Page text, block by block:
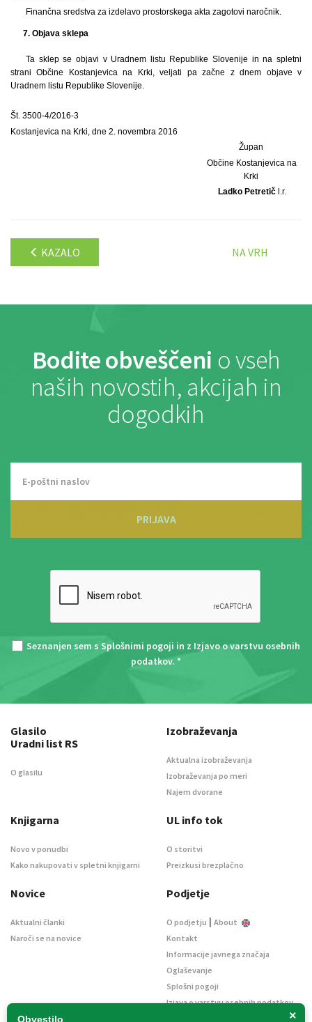
Finančna sredstva za izdelavo prostorskega akta zagotovi naročnik.
7. Objava sklepa
Ta sklep se objavi v Uradnem listu Republike Slovenije in na spletni
strani Občine Kostanjevica na Krki, veljati pa začne z dnem objave v
Uradnem listu Republike Slovenije.
Št. 3500-4/2016-3
Kostanjevica na Krki, dne 2. novembra 2016
Župan
Občine Kostanjevica na
Krki
Ladko Petretič l.r.
KAZALO NA VRH
Bodite obveščeni o vseh
naših novostih, akcijah in
dogodkih
PRIJAVA
Seznanjen sem s Splošnimi pogoji in z Izjavo o varstvu osebnih
podatkov. *
×
Obvestilo
Glasilo
Uradni list RS
O glasilu
Izobraževanja
Aktualna izobraževanja
Izobraževanja po meri
Najem dvorane
Knjigarna
Novo v ponudbi
Kako nakupovati v spletni knjigarni
UL info tok
O storitvi
Preizkusi brezplačno
Novice
Aktualni članki
Naroči se na novice
Podjetje
O podjetju | About
Kontakt
Informacije javnega značaja
Oglaševanje
Splošni pogoji
Izjava o varstvu osebnih podatkov